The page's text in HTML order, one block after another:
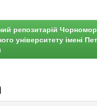
репозитарій
університету імені